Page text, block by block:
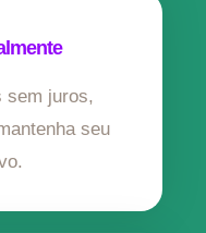
sem juros,
seu